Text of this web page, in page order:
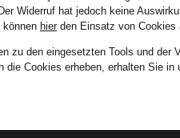
Widerruf hat jedoch keine
können hierden Einsatz von Cookies
zu den eingesetzten Tools und der
die Cookies erheben, erhalten Sie in